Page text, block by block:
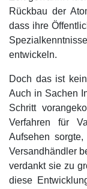
Rückbau der
dass ihre
entwickeln.
Doch das ist
Auch in Sachen
Schritt
Verfahren für
Aufsehen
Versandhändler
verdankt sie zu
diese